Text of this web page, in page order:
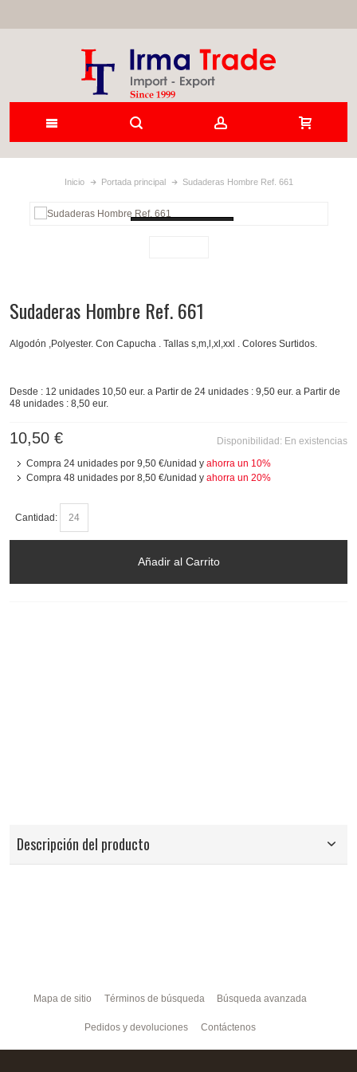
Inicio Portada principal Sudaderas Hombre Ref. 661
Sudaderas Hombre Ref. 661
Algodón ,Polyester. Con Capucha . Tallas s,m,l,xl,xxl . Colores Surtidos.
Desde : 12 unidades 10,50 eur. a Partir de 24 unidades : 9,50 eur. a Partir de
48 unidades : 8,50 eur.
Disponibilidad: En existencias
10,50 €
Compra 24 unidades por 9,50 €/unidad y ahorra un 10%
Compra 48 unidades por 8,50 €/unidad y ahorra un 20%
Cantidad:
Añadir al Carrito
Descripción del producto
Mapa de sitio Términos de búsqueda Búsqueda avanzada
Pedidos y devoluciones Contáctenos